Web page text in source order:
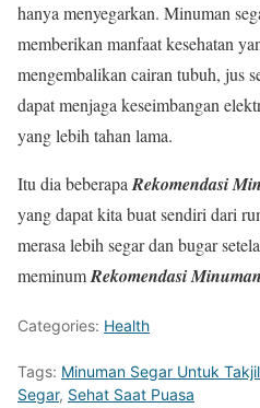
hanya menyegarkan. Minuman
memberikan manfaat kesehatan
mengembalikan cairan tubuh, jus
dapat menjaga keseimbangan
yang lebih tahan lama.
Itu dia beberapaRekomendasi
yang dapat kita buat sendiri dari
merasa lebih segar dan bugar
meminumRekomendasi
Categories: Health
Tags: Minuman Segar Untuk Takjil
Segar, Sehat Saat Puasa